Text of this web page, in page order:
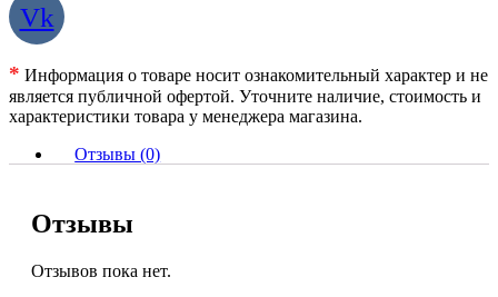
Vk
* Информация о товаре носит ознакомительный характер и не
является публичной офертой. Уточните наличие, стоимость и
характеристики товара у менеджера магазина.
Отзывы (0)
Отзывы
Отзывов пока нет.